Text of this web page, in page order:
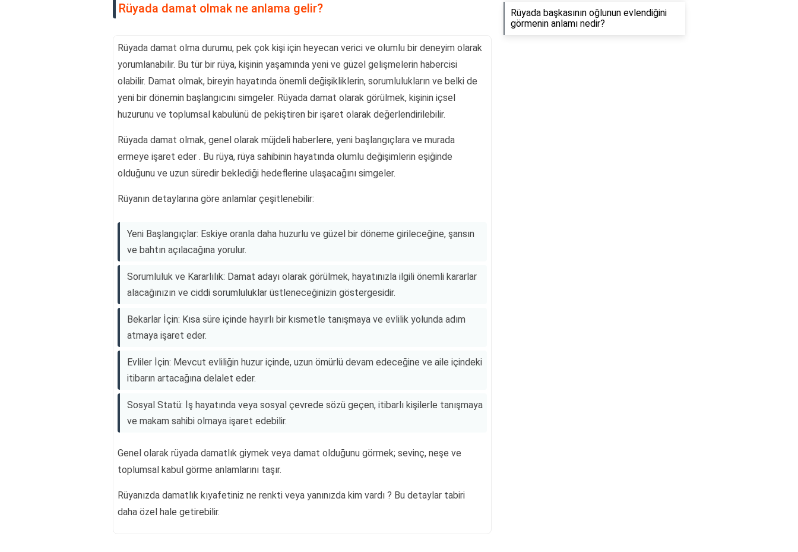
Rüyada damat olmak ne anlama gelir?
Rüyada damat olma durumu, pek çok kişi için heyecan verici ve olumlu bir deneyim olarak
yorumlanabilir. Bu tür bir rüya, kişinin yaşamında yeni ve güzel gelişmelerin habercisi
olabilir. Damat olmak, bireyin hayatında önemli değişikliklerin, sorumlulukların ve belki de
yeni bir dönemin başlangıcını simgeler. Rüyada damat olarak görülmek, kişinin içsel
huzurunu ve toplumsal kabulünü de pekiştiren bir işaret olarak değerlendirilebilir.
Rüyada damat olmak, genel olarak müjdeli haberlere, yeni başlangıçlara ve murada
ermeye işaret eder . Bu rüya, rüya sahibinin hayatında olumlu değişimlerin eşiğinde
olduğunu ve uzun süredir beklediği hedeflerine ulaşacağını simgeler.
Rüyanın detaylarına göre anlamlar çeşitlenebilir:
Yeni Başlangıçlar: Eskiye oranla daha huzurlu ve güzel bir döneme girileceğine, şansın
ve bahtın açılacağına yorulur.
Sorumluluk ve Kararlılık: Damat adayı olarak görülmek, hayatınızla ilgili önemli kararlar
alacağınızın ve ciddi sorumluluklar üstleneceğinizin göstergesidir.
Bekarlar İçin: Kısa süre içinde hayırlı bir kısmetle tanışmaya ve evlilik yolunda adım
atmaya işaret eder.
Evliler İçin: Mevcut evliliğin huzur içinde, uzun ömürlü devam edeceğine ve aile içindeki
itibarın artacağına delalet eder.
Sosyal Statü: İş hayatında veya sosyal çevrede sözü geçen, itibarlı kişilerle tanışmaya
ve makam sahibi olmaya işaret edebilir.
Genel olarak rüyada damatlık giymek veya damat olduğunu görmek; sevinç, neşe ve
toplumsal kabul görme anlamlarını taşır.
Rüyanızda damatlık kıyafetiniz ne renkti veya yanınızda kim vardı ? Bu detaylar tabiri
daha özel hale getirebilir.
Rüyada başkasının oğlunun evlendiğini
görmenin anlamı nedir?